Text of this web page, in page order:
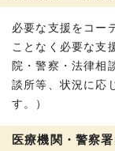
必要な支援をコー
ことなく必要な支
院・警察・法律相
談所等、状況に応
す。）
医療機関・警察